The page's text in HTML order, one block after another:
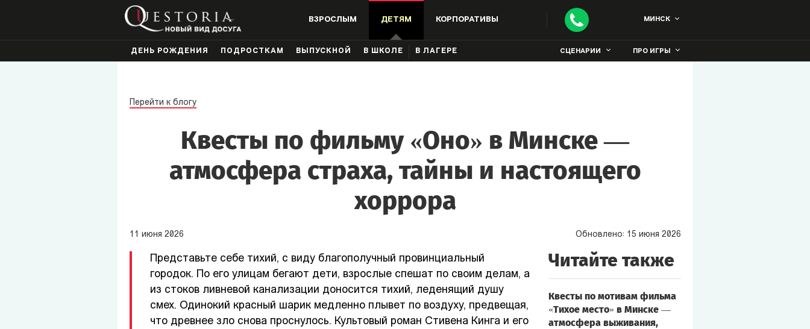
ВЗРОСЛЫМ ДЕТЯМ КОРПОРАТИВЫ МИНСК
ДЕНЬ РОЖДЕНИЯ ПОДРОСТКАМ ВЫПУСКНОЙ В ШКОЛЕ В ЛАГЕРЕ СЦЕНАРИИ ПРО ИГРЫ
Перейти к блогу
Квесты по фильму «Оно» в Минске —
атмосфера страха, тайны и настоящего
хоррора
11 июня 2026 Обновлено: 15 июня 2026
Представьте себе тихий, с виду благополучный провинциальный
городок. По его улицам бегают дети, взрослые спешат по своим делам, а
из стоков ливневой канализации доносится тихий, леденящий душу
смех. Одинокий красный шарик медленно плывет по воздуху, предвещая,
что древнее зло снова проснулось. Культовый роман Стивена Кинга и его
Читайте также
Квесты по мотивам фильма
«Тихое место» в Минске —
атмосфера выживания,